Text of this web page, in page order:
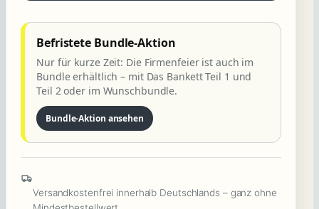
Firmenfeier
:
Machtspiele,
Intrigen
Mord
im
Menge
Befristete Bundle-Aktion
Nur für kurze Zeit: Die Firmenfeier ist auch im
Bundle erhältlich – mit Das Bankett Teil 1 und
Teil 2 oder im Wunschbundle.
Bundle-Aktion ansehen
Versandkostenfrei innerhalb Deutschlands – ganz ohne